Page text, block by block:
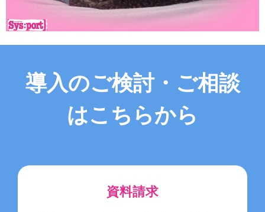
導入のご検討・ご相談
はこちらから
資料請求